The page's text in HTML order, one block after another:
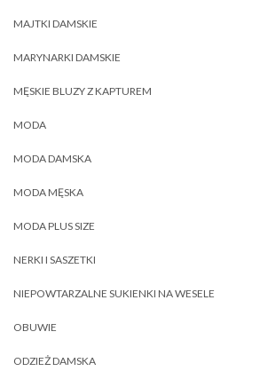
MAJTKI DAMSKIE
MARYNARKI DAMSKIE
MĘSKIE BLUZY Z KAPTUREM
MODA
MODA DAMSKA
MODA MĘSKA
MODA PLUS SIZE
NERKI I SASZETKI
NIEPOWTARZALNE SUKIENKI NA WESELE
OBUWIE
ODZIEŻ DAMSKA